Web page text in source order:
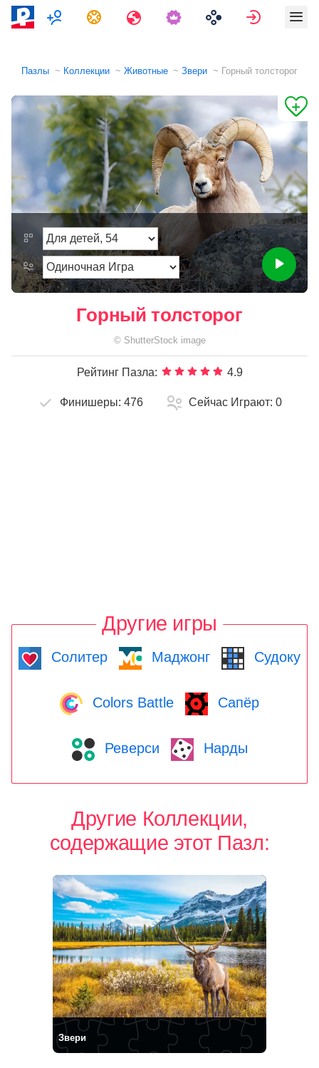
Мультиплеер
Задания Путешествия Войти
Пазлы Коллекции Животные Звери Горный толсторог
Горный толсторог
© ShutterStock image
Рейтинг Пазла: 4.9
Финишеры: 476 Сейчас Играют: 0
Другие игры
Солитер Маджонг Судоку
Colors Battle Сапёр
Реверси Нарды
Другие Коллекции,
содержащие этот Пазл:
Звери